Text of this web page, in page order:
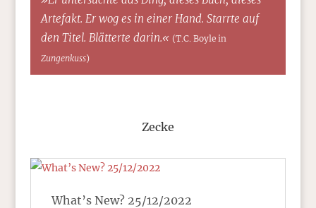
Artefakt. Er wog es in einer Hand. Starrte auf
den Titel. Blätterte darin.« (T.C. Boyle in
Zungenkuss)
Zecke
What’s New? 25/12/2022